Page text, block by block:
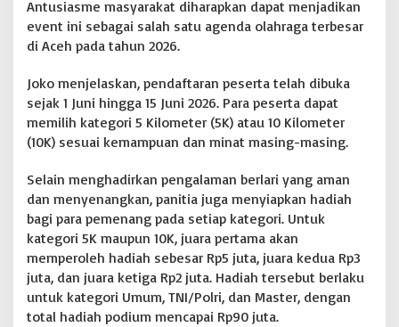
K
A
'
e
r
k
r
.
c
Antusiasme masyarakat diharapkan dapat menjadikan
event ini sebagai salah satu agenda olahraga terbesar
di Aceh pada tahun 2026.
Joko menjelaskan, pendaftaran peserta telah dibuka
sejak 1 Juni hingga 15 Juni 2026. Para peserta dapat
memilih kategori 5 Kilometer (5K) atau 10 Kilometer
(10K) sesuai kemampuan dan minat masing-masing.
Selain menghadirkan pengalaman berlari yang aman
dan menyenangkan, panitia juga menyiapkan hadiah
bagi para pemenang pada setiap kategori. Untuk
kategori 5K maupun 10K, juara pertama akan
memperoleh hadiah sebesar Rp5 juta, juara kedua Rp3
juta, dan juara ketiga Rp2 juta. Hadiah tersebut berlaku
untuk kategori Umum, TNI/Polri, dan Master, dengan
total hadiah podium mencapai Rp90 juta.